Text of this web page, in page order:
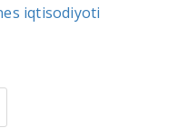
iqtisodiyoti